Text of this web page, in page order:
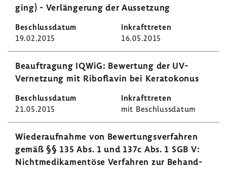
ging) - Verlän­ge­rung der Ausset­zung
19.02.2015 16.05.2015
Beauf­tra­gung IQWiG: Bewer­tung der UV-​
Vernetzung mit Ribo­flavin bei Kera­to­konus
21.05.2015 mit Beschluss­datum
Wieder­auf­nahme von Bewer­tungs­ver­fahren
gemäß §§ 135 Abs. 1 und 137c Abs. 1 SGB V:
Nicht­me­di­ka­men­töse Verfahren zur Behand­